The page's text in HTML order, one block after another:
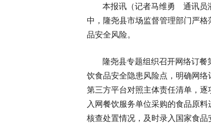
本报讯（记者马维勇 通讯员
中，隆尧县市场监督管理部门严
品安全风险。
隆尧县专题组织召开网络订
饮食品安全隐患风险点，明确网
第三方平台对照主体责任清单，
入网餐饮服务单位采购的食品原
核查处置情况，及时录入国家食